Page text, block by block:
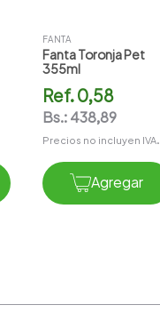
FANTA
Fanta Toronja Pet
355ml
Ref.0,58
Bs.:438,89
Precios no incluyen IVA.
Agregar